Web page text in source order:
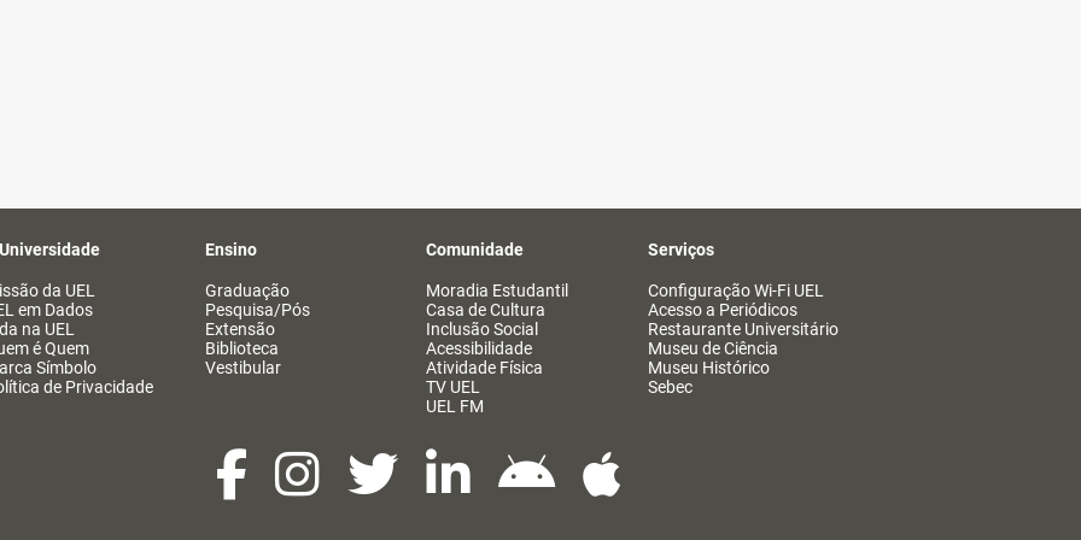
da UEL
em Dados
na UEL
é Quem
Símbolo
de Privacidade
Ensino
Graduação
Pesquisa/Pós
Extensão
Biblioteca
Vestibular
Comunidade
Moradia Estudantil
Casa de Cultura
Inclusão Social
Acessibilidade
Atividade Física
TV UEL
UEL FM
Serviços
Configuração Wi-Fi UEL
Acesso a Periódicos
Restaurante Universitário
Museu de Ciência
Museu Histórico
Sebec